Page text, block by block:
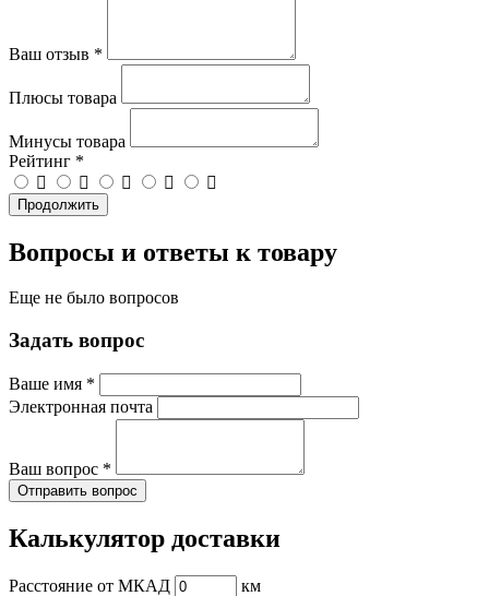
Ваш отзыв *
Плюсы товара
Минусы товара
Рейтинг *
Продолжить
Вопросы и ответы к товару
Еще не было вопросов
Задать вопрос
Ваше имя *
Электронная почта
Ваш вопрос *
Отправить вопрос
Калькулятор доставки
Расстояние от МКАД км